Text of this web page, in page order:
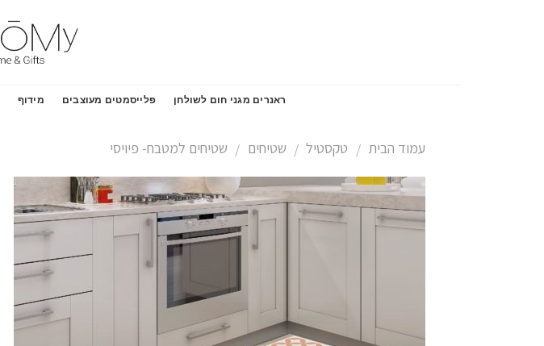
ראנרים מגני חום לשולחן פלייסמטים מעוצבים מידוף
עמוד הבית / טקסטיל / שטיחים / שטיחים למטבח- פיויסי
הוסף
המשאלות